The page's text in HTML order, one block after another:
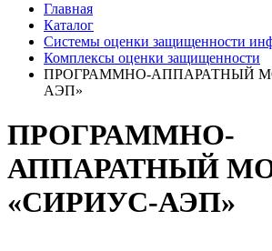
Главная
Каталог
Системы оценки защищенности
Комплексы оценки защищенности
ПРОГРАММНО-АППАРАТНЫЙ
АЭП»
ПРОГРАММНО-
АППАРАТНЫЙ
«СИРИУС-АЭП»